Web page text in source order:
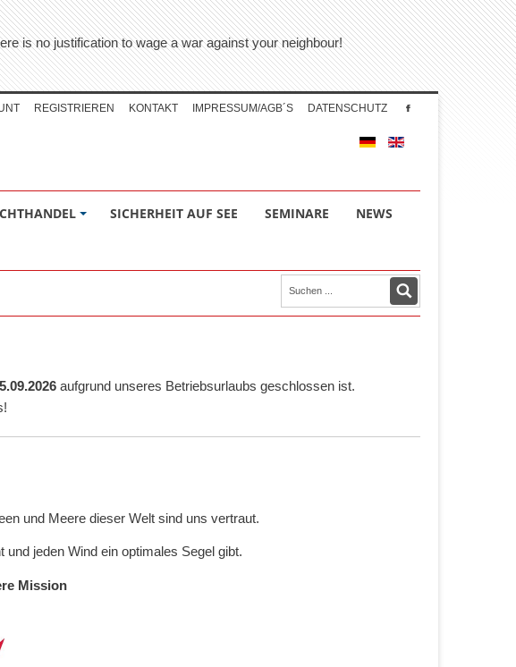
is no justification to wage a war against your neighbour!
KONTAKT IMPRESSUM/AGB´S DATENSCHUTZ
REGISTRIEREN
SICHERHEIT AUF SEE SEMINARE NEWS
aufgrund unseres Betriebsurlaubs geschlossen ist.
und Meere dieser Welt sind uns vertraut.
jeden Wind ein optimales Segel gibt.
Mission